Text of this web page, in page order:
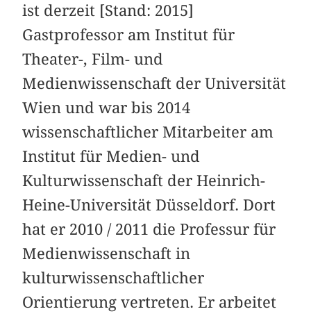
ist derzeit [Stand: 2015]
Gastprofessor am Institut für
Theater-, Film- und
Medienwissenschaft der Universität
Wien und war bis 2014
wissenschaftlicher Mitarbeiter am
Institut für Medien- und
Kulturwissenschaft der Heinrich-
Heine-Universität Düsseldorf. Dort
hat er 2010 / 2011 die Professur für
Medienwissenschaft in
kulturwissenschaftlicher
Orientierung vertreten. Er arbeitet